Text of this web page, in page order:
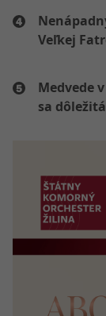
Veľkej
Medvede
sa